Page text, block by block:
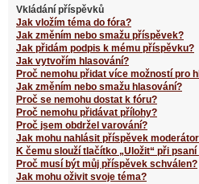
Vkládání příspěvků
Jak vložím téma do fóra?
Jak změním nebo smažu příspěvek?
Jak přidám podpis k mému příspěvku?
Jak vytvořím hlasování?
Proč nemohu přidat více možností pro
Jak změním nebo smažu hlasování?
Proč se nemohu dostat k fóru?
Proč nemohu přidávat přílohy?
Proč jsem obdržel varování?
Jak mohu nahlásit příspěvek
K čemu slouží tlačítko „Uložit“ při
Proč musí být můj příspěvek schválen?
Jak mohu oživit svoje téma?